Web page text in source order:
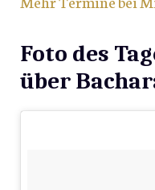
Foto des
über